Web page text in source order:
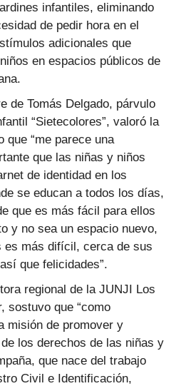
infantiles, eliminando
de pedir hora en el
adicionales que
en espacios públicos de
de Tomás Delgado, párvulo
“Sietecolores”, valoró la
que “me parece una
que las niñas y niños
de identidad en los
se educan a todos los días,
que es más fácil para ellos
y no sea un espacio nuevo,
es más difícil, cerca de sus
que felicidades”.
regional de la JUNJI Los
sostuvo que “como
misión de promover y
los derechos de las niñas y
que nace del trabajo
Civil e Identificación,